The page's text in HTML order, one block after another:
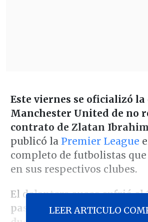
Este viernes se oficializó la
Manchester United de no
contrato de Zlatan
publicó la Premier League
completo de futbolistas
en sus respectivos clubes.
El delantero suecosufrió el
pasado una lesión de
LEER ARTICULO